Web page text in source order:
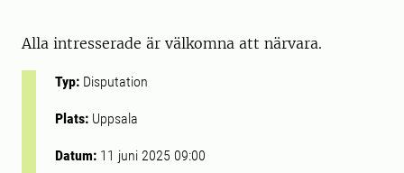
Alla intresserade är välkomna att närvara.
Typ: Disputation
Plats: Uppsala
Datum: 11 juni 2025 09:00